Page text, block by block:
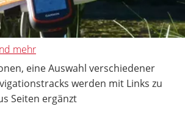
mehr
eine Auswahl verschiedener
werden mit Links zu
Seiten ergänzt